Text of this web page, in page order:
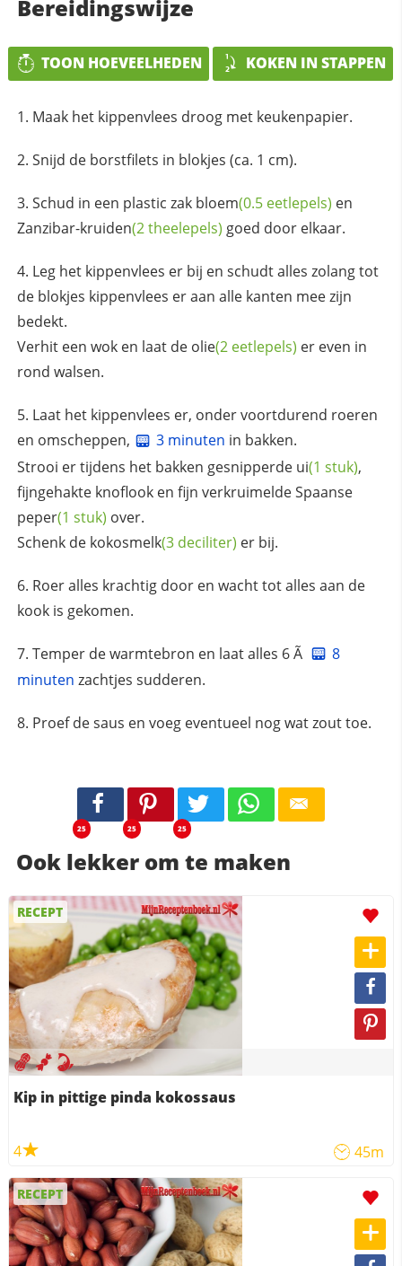
Bereidingswijze
TOON HOEVEELHEDEN KOKEN IN STAPPEN
Maak het kippenvlees droog met keukenpapier.
Snijd de borstfilets in blokjes (ca. 1 cm).
Schud in een plastic zak bloem(0.5 eetlepels) en
Zanzibar-kruiden(2 theelepels) goed door elkaar.
Leg het kippenvlees er bij en schudt alles zolang tot
de blokjes kippenvlees er aan alle kanten mee zijn
bedekt.
Verhit een wok en laat de olie(2 eetlepels) er even in
rond walsen.
Laat het kippenvlees er, onder voortdurend roeren
en omscheppen,
3 minuten in bakken.
Strooi er tijdens het bakken gesnipperde ui(1 stuk),
fijngehakte knoflook en fijn verkruimeldeSpaanse
peper(1 stuk) over.
Schenk de kokosmelk(3 deciliter) er bij.
Roer alles krachtig door en wacht tot alles aan de
kook is gekomen.
Temper de warmtebron en laat alles 6 Ã
8
minuten zachtjes sudderen.
Proef de saus en voeg eventueel nog wat zout toe.
25 25 25
Ook lekker om te maken
RECEPT
Kip in pittige pinda kokossaus
4 45m
RECEPT